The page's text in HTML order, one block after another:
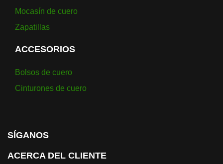
Mocasín de cuero
Zapatillas
ACCESORIOS
Bolsos de cuero
Cinturones de cuero
SÍGANOS
ACERCA DEL CLIENTE